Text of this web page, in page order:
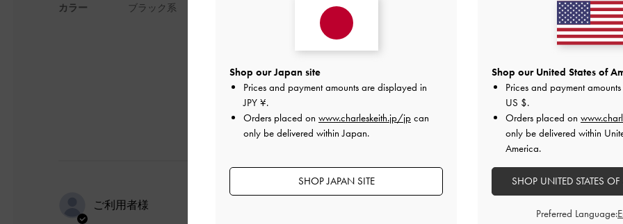
カラー
ブラック系
普段は25. 5を履いています。サイズはちょうどよく、歩きやすさもバッチリでし
とてもよかった
品質
とてもよかった とても
ご利用者様
厚底なのに軽く、履いていても疲れにくい。
Shop our Japan site
Prices and payment amounts are displayed in
JPY ¥.
Orders placed on www.charleskeith.jp/jp can
only be delivered within Japan.
SHOP JAPAN SITE
Shop our United States of
Prices and payment
US $.
Orders placed on
only be delivered within
America.
SHOP UNITED STATES
Preferred Language: